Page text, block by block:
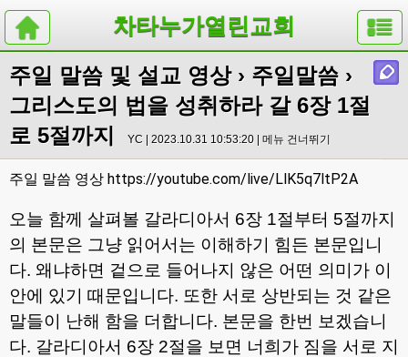
차타누가열린교회
주일 말씀 및 설교 영상› 주일말씀 ›
그리스도의 법을 성취하라 갈 6장 1절
로 5절까지
YC | 2023.10.31 10:53:20 | 메뉴 건너뛰기
주일 말씀 영상 https://youtube.com/live/LlK5q7ltP2A
오늘 함께 살펴볼 갈라디아서 6장 1절부터 5절까지
의 본문은 그냥 읽어서는 이해하기 힘든 본문입니
다. 왜냐하면 겉으로 들어나지 않은 어떤 의미가 이
안에 있기 때문입니다. 또한 서로 상반되는 것 같은
말들이 난해 함을 더합니다. 본문을 한번 보겠습니
다. 갈라디아서 6장 2절을 보면 너희가 짐을 서로 지